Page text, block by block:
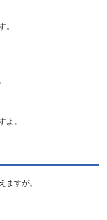
。
よ。
ますが。